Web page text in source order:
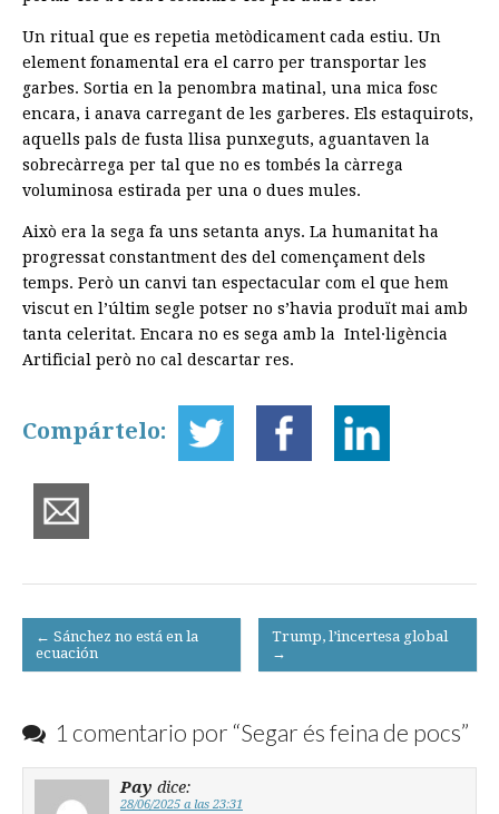
Un ritual que es repetia metòdicament cada estiu. Un
element fonamental era el carro per transportar les
garbes. Sortia en la penombra matinal, una mica fosc
encara, i anava carregant de les garberes. Els estaquirots,
aquells pals de fusta llisa punxeguts, aguantaven la
sobrecàrrega per tal que no es tombés la càrrega
voluminosa estirada per una o dues mules.
Això era la sega fa uns setanta anys. La humanitat ha
progressat constantment des del començament dels
temps. Però un canvi tan espectacular com el que hem
viscut en l’últim segle potser no s’havia produït mai amb
tanta celeritat. Encara no es sega amb la Intel·ligència
Artificial però no cal descartar res.
Compártelo:
Post
navigation
← Sánchez no está en la
ecuación
Trump, l’incertesa global
→
1 comentario por “Segar és feina de pocs”
Pay dice:
28/06/2025 a las 23:31